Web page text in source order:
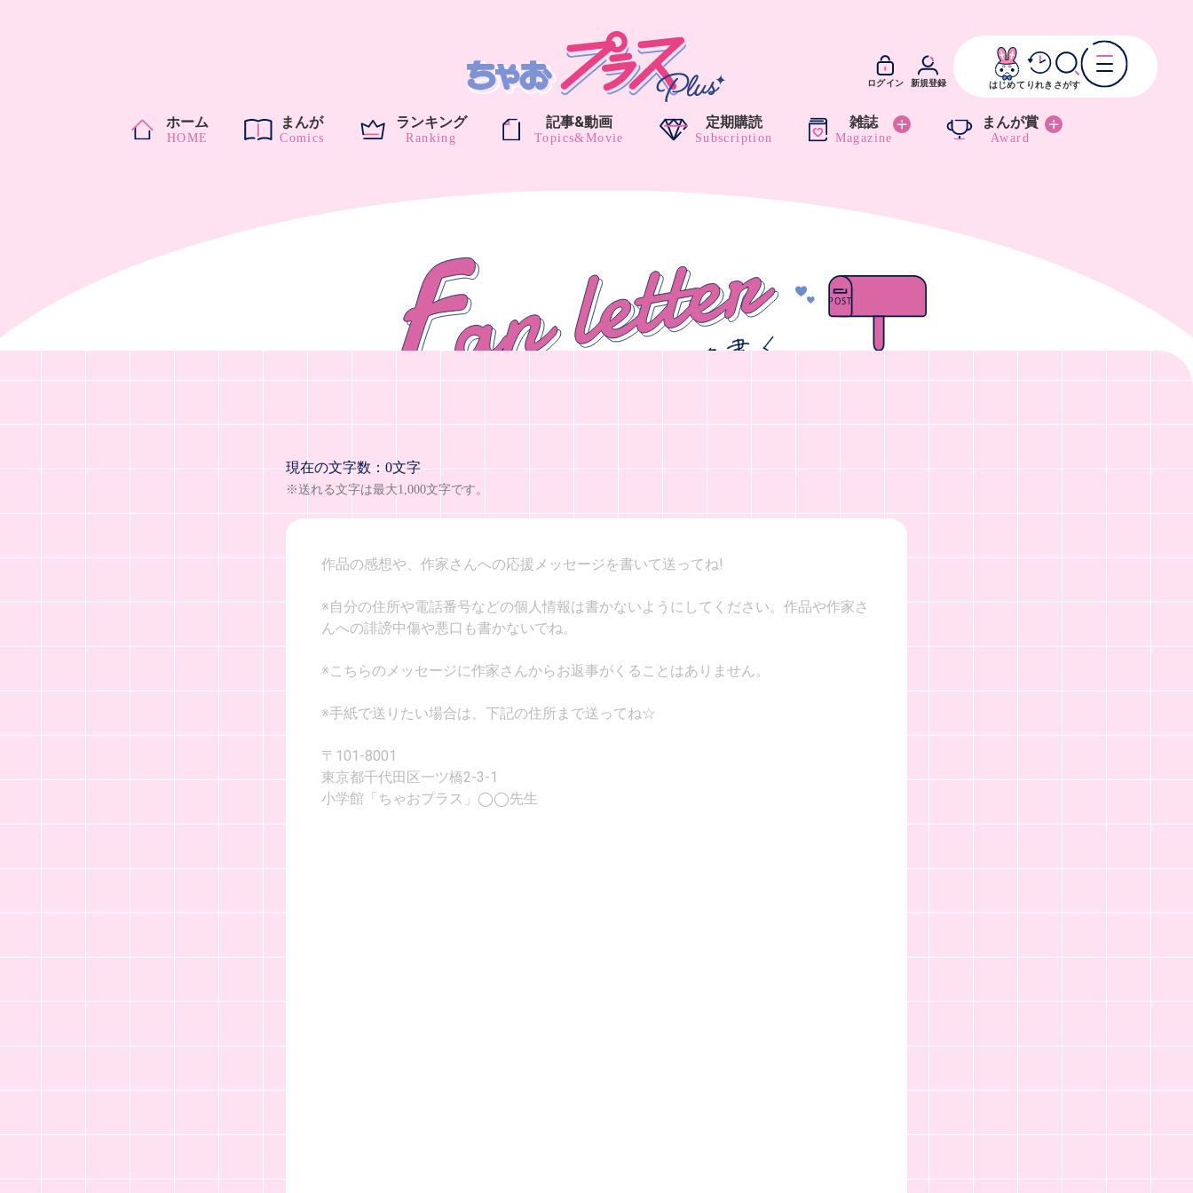
ホーム まんが ランキング 記事&動画 定期購読 雑誌 まんが賞
ログイン 新規登録 はじめて りれき さがす
現在の文字数：0文字
※送れる文字は最大1,000文字です。